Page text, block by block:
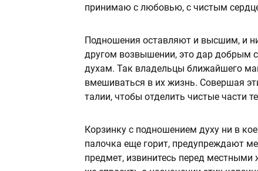
принимаю с любовью, с чистым
Подношения оставляют и высшим, и
другом возвышении, это дар добрым
духам. Так владельцы ближайшего
вмешиваться в их жизнь. Совершая
талии, чтобы отделить чистые части
Корзинку с подношением духу ни в
палочка еще горит, предупреждают
предмет, извинитесь перед